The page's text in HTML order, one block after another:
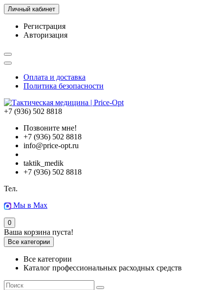
Личный кабинет
Регистрация
Авторизация
Оплата и доставка
Политика безопасности
+7 (936) 502 8818
Позвоните мне!
+7 (936) 502 8818
info@price-opt.ru
taktik_medik
+7 (936) 502 8818
Тел.
Мы в Max
0
Ваша корзина пуста!
Все категории
Все категории
Каталог профессиональных расходных средств